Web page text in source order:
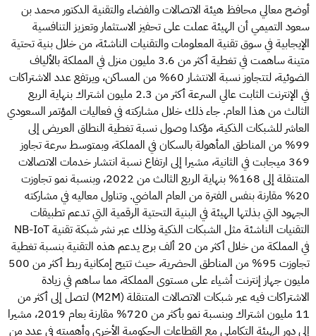
أوضح معالي محافظ هيئة الاتصالات والفضاء والتقنية الدكتور محمد بن
سعود التميمي أن الهيئة عملت على تحفيز الاستثمار وتعزيز التنافسية
الإيجابية في سوق تقنية المعلومات والتقنيات الناشئة، من خلال بنية تحتية
متينة ساهمت في تغطية أكثر من 3.6 مليون منزل في المملكة بالألياف
الضوئية، لتتجاوز نسبة الانتشار 60% من المساكن، ويرتفع عدد الاشتراكات
في الإنترنت الثابت عالي السرعة أكثر من 2.3 مليون اشتراك بنهاية الربع
الثالث من هذا العام. جاء ذلك خلال مشاركته في فعاليات المؤتمر السعودي
العاشر للشبكات الذكية، مؤكدا وصول نسبة تغطية النطاق العريض إلى
99% من المناطق المأهولة بالسكان في المملكة، وبمتوسط سرعة تجاوز
369 ميجابت في الثانية، مشيرا إلى ارتفاع نسبة انتشار خدمات الاتصالات
المتنقلة إلى 168% بنهاية الربع الثالث من 2022، وبنسبة نمو تجاوزت
20% مقارنة بنفس الفترة من العام الماضي. وتناول معاليه في مشاركته
الجهود التي بذلتها الهيئة في البنية التحتية الرقمية التي تدعم تطبيقات
التقنيات الناشئة مثل الشبكات الذكية وذلك عبر نشر شبكة تقنية NB-IoT
في المملكة من خلال أكثر من 20 ألف برج يدعم هذه التقنية بنسبة تغطية
تجاوزت 95% من المناطق الحضرية، حيث تتيح إمكانية ربط أكثر من 500
مليون جهاز إنترنت أشياء على مستوى المملكة، مما ساهم في زيادة
الاشتراكات فيه عبر شبكات الاتصالات المتنقلة (M2M) لتصل إلى أكثر من
11 مليون اشتراك وبنسبة نمو بأكثر من 720% مقارنة بعام 2019، مشيرا
إلى دور الهيئة التكاملي مع القطاعات الحكومية الأخرى وأهميته في عدد من